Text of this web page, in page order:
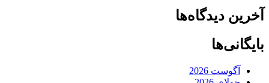
آخرین دیدگاه‌ها
بایگانی‌ها
آگوست 2026